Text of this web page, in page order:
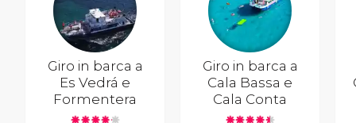
Giro in barca a
Es Vedrá e
Formentera
Giro in barca a
Cala Bassa e
Cala Conta